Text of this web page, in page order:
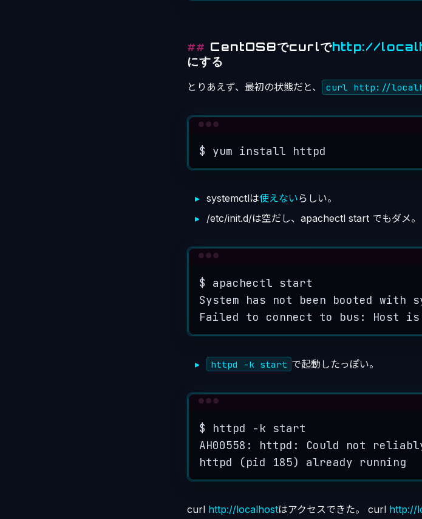
CentOS8でcurlでhttp://
にする
とりあえず、最初の状態だと、 curl http://
$ yum install httpd
systemctlは使えないらしい。
/etc/init.d/は空だし、apachectl start でもダメ。
$ apachectl
start
System
has not been booted with
Failed to connect to bus: Host is
httpd -k start で起動したっぽい。
$ httpd -k
start
AH00558:
httpd: Could not
httpd (pid 185) already running
curl http://localhostはアクセスできた。 curl http://